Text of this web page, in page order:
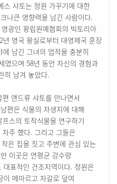
샤토는 정원 가꾸기에 대한
나큰 영향력을 남긴 사람이다.
광인 왕립원예협회의 빅토리아
영국 왕실로부터 대영제국 훈장
남긴 그녀의 업적을 충분히
였으며 58년 동안 자신의 경험과
히 남겨 놓았다.
앤드류 샤토를 만나면서
편은 식물의 자생지에 대해
스의 토착식물을 연구하기
주 했다. 그리고 그들은
은 집을 짓고 주변에 관심 있는
이곳은 연평균 강수량
표적인 건조지역이다. 정원은
메마르고 자갈로 덮여